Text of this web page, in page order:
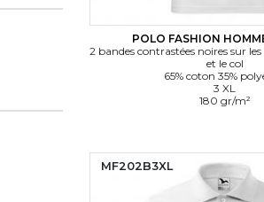
POLO FASHION
2 bandes contrastées noires sur
et le col
65% coton 35%
3 XL
180 gr/m²
MF202B3XL